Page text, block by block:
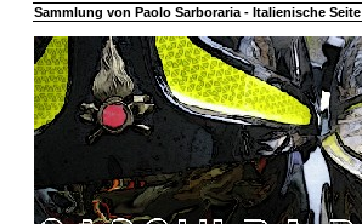
Sammlung von Paolo Sarboraria - Italienische Seite